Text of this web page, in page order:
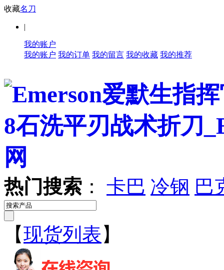
收藏名刀
|
我的账户
我的账户 我的订单 我的留言 我的收藏 我的推荐
热门搜索 ： 卡巴 冷钢 巴
【现货列表 】